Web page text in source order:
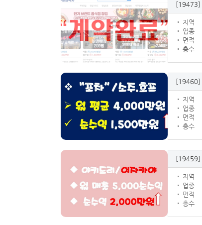
[19473]
지역
업종
면적
층수
[19460]
지역
업종
면적
층수
[19459]
지역
업종
면적
층수